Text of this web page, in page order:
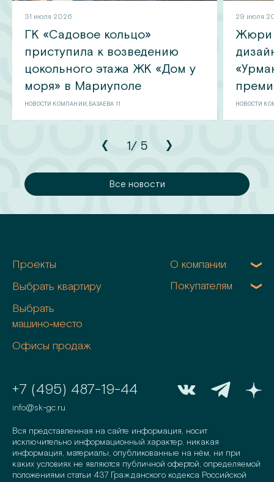
31 июля 2026
ГК «Садовое кольцо»
приступила к возведению
цокольного этажа ЖК «Дом у
моря» в Мариуполе
НОВОСТИ КОМПАНИИ, БАЗАЕВА 11
29 июля
Жюри
НОВОСТИ
1/ 5
Все новости
Проекты
Выбрать квартиру
Выбрать
машино‑место
Офисы продаж
О компании
Покупателям
+7 (495) 487-19-44
info@sk-gc.ru
Вся представленная на сайте информация, носит
исключительно информационный характер, никакая
информация, материалы, опубликованные на нём, ни при
каких условиях не являются публичной офертой, определяемой
положениями статьи 437 Гражданского кодекса Российской